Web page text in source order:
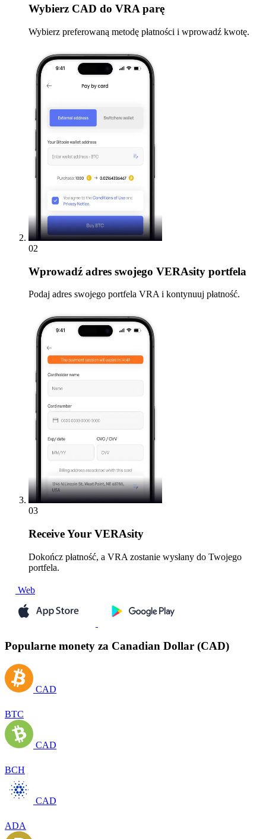
Wybierz CAD do VRA parę
Wybierz preferowaną metodę płatności i wprowadź kwotę.
02
Wprowadź adres swojego VERAsity portfela
Podaj adres swojego portfela VRA i kontynuuj płatność.
03
ReceiveYour VERAsity
Dokończ płatność, a VRA zostanie wysłany do Twojego
portfela.
Web
Popularne monety za Canadian Dollar (CAD)
CAD
BTC
CAD
BCH
CAD
ADA